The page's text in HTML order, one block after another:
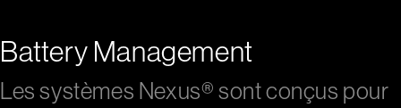
Battery Management
Les systèmes Nexus® sont conçus pour